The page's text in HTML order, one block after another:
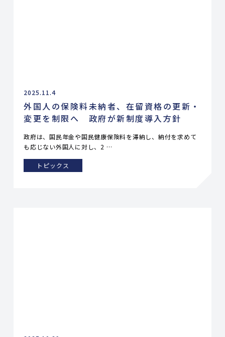
2025.11.4
外国人の保険料未納者、在留資格の更新・
変更を制限へ 政府が新制度導入方針
政府は、国民年金や国民健康保険料を滞納し、納付を求めて
も応じない外国人に対し、2 …
トピックス